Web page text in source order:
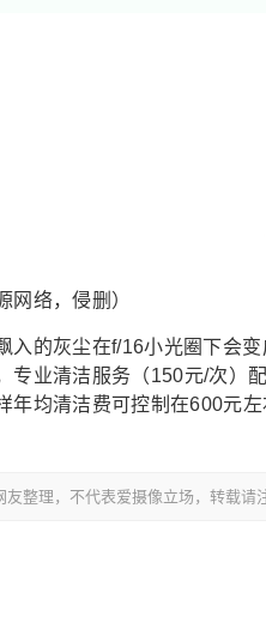
网络，侵删）
入的灰尘在f/16小光圈下会
专业清洁服务（150元/次）
年均清洁费可控制在600元
友整理，不代表爱摄像立场，转载请